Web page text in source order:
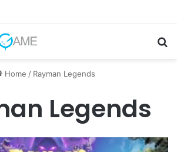
Home / Rayman Legends
Legends